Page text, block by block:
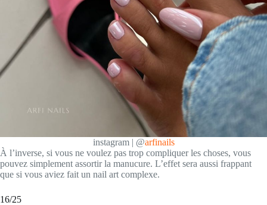
instagram | @arfinails
À l’inverse, si vous ne voulez pas trop compliquer les choses, vous
pouvez simplement assortir la manucure. L’effet sera aussi frappant
que si vous aviez fait un nail art complexe.
16/25